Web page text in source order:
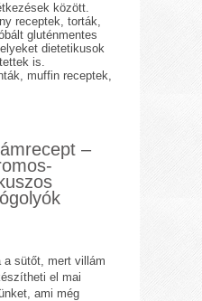
között.
receptek, torták,
gluténmentes
dietetikusok
is.
muffin receptek,
–
a sütőt, mert villám
el mai
ami még